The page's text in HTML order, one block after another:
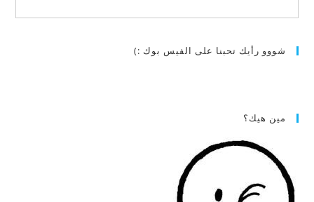
شووو رأيك تحبنا على الفيس بوك :)
مين هيك؟